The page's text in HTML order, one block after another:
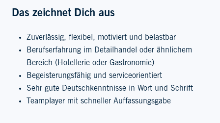
Das zeichnet Dich aus
Zuverlässig, flexibel, motiviert und belastbar
Berufserfahrung im Detailhandel oder ähnlichem
Bereich (Hotellerie oder Gastronomie)
Begeisterungsfähig und serviceorientiert
Sehr gute Deutschkenntnisse in Wort und Schrift
Teamplayer mit schneller Auffassungsgabe